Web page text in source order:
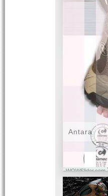
WOWSlider.com
Antara